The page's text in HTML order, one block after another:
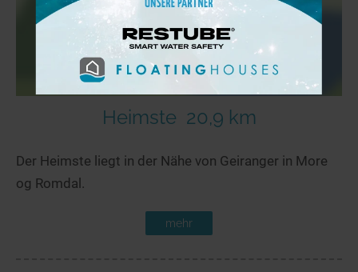
Heimste 20,9 km
Der Heimste liegt in der Nähe von Geiranger in More
og Romdal.
mehr